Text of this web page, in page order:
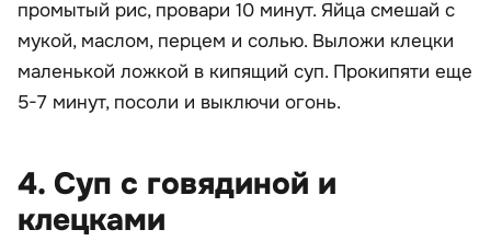
промытый рис, провари 10 минут. Яйца смешай с
мукой, маслом, перцем и солью. Выложи клецки
маленькой ложкой в кипящий суп. Прокипяти еще
5-7 минут, посоли и выключи огонь.
4. Суп с говядиной и
клецками